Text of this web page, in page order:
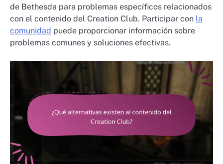
de Bethesda para problemas específicos relacionados
con el contenido del Creation Club. Participar con la
comunidad puede proporcionar información sobre
problemas comunes y soluciones efectivas.